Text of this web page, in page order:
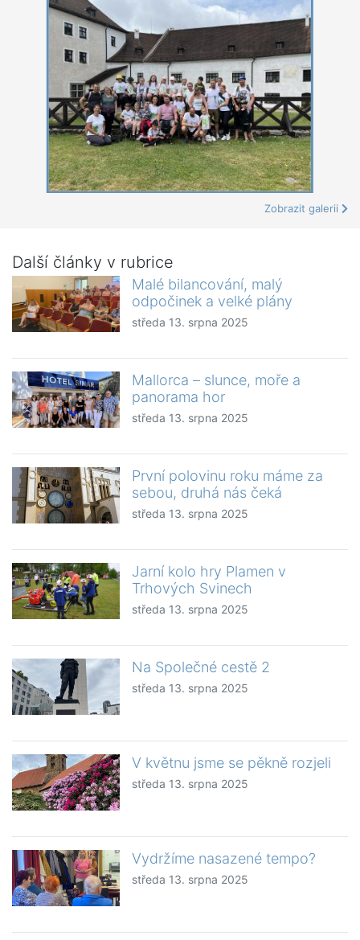
Zobrazit galerii
Další články v rubrice
Malé bilancování, malý
odpočinek a velké plány
středa 13. srpna 2025
Mallorca – slunce, moře a
panorama hor
středa 13. srpna 2025
První polovinu roku máme za
sebou, druhá nás čeká
středa 13. srpna 2025
Jarní kolo hry Plamen v
Trhových Svinech
středa 13. srpna 2025
Na Společné cestě 2
středa 13. srpna 2025
V květnu jsme se pěkně rozjeli
středa 13. srpna 2025
Vydržíme nasazené tempo?
středa 13. srpna 2025